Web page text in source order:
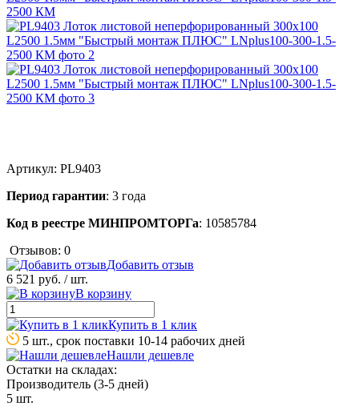
Артикул: PL9403
Период гарантии: 3 года
Код в реестре МИНПРОМТОРГа: 10585784
Отзывов: 0
Добавить отзыв
6 521 руб. / шт.
В корзину
Купить в 1 клик
5 шт., срок поставки 10-14 рабочих дней
Нашли дешевле
Остатки на складах:
Производитель (3-5 дней)
5 шт.